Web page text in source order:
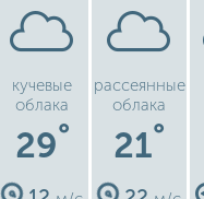
кучевые
облака
29°
рассеянные
облака
21°